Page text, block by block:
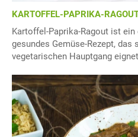
KARTOFFEL-PAPRIKA-
Kartoffel-Paprika-Ragout ist
gesundes Gemüse-Rezept, das
vegetarischen Hauptgang